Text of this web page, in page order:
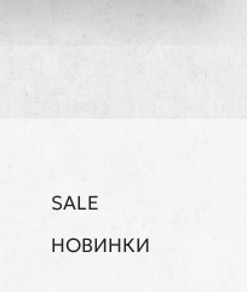
SALE
НОВИНКИ